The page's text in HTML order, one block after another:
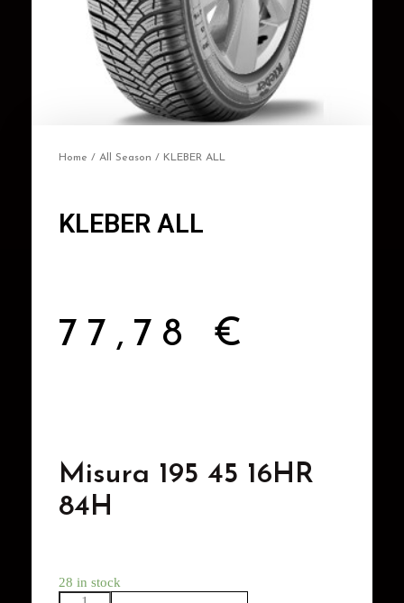
Home / All Season / KLEBER ALL
KLEBER ALL
77,78 €
Misura 195 45 16HR
84H
28 in stock